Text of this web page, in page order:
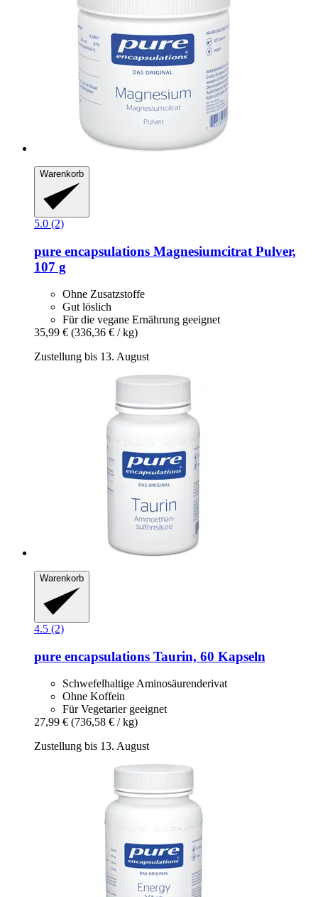
Warenkorb
5.0 (2)
pure encapsulations Magnesiumcitrat Pulver,
107 g
Ohne Zusatzstoffe
Gut löslich
Für die vegane Ernährung geeignet
35,99 € (336,36 € / kg)
Zustellung bis 13. August
Warenkorb
4.5 (2)
pure encapsulations Taurin, 60 Kapseln
Schwefelhaltige Aminosäurenderivat
Ohne Koffein
Für Vegetarier geeignet
27,99 € (736,58 € / kg)
Zustellung bis 13. August